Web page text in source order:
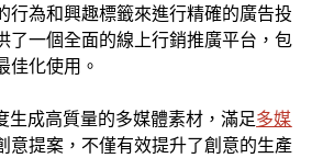
為和興趣標籤來進行精確的廣告投
了一個全面的線上行銷推廣平台，包
佳化使用。
成高質量的多媒體素材，滿足多媒
意提案，不僅有效提升了創意的生產